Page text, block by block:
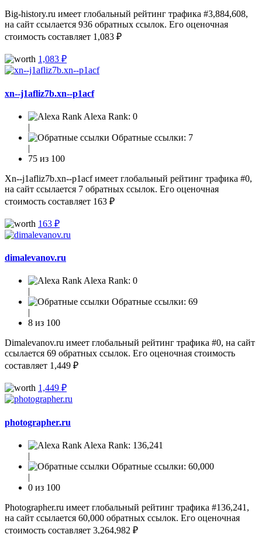
Big-history.ru имеет глобальный рейтинг трафика #3,884,608,
на сайт ссылается 936 обратных ссылок. Его оценочная
стоимость составляет 1,083 ₽
1,083 ₽
xn--j1afliz7b.xn--p1acf
Alexa Rank: 0
|
Обратные ссылки: 7
|
75 из 100
Xn--j1afliz7b.xn--p1acf имеет глобальный рейтинг трафика #0,
на сайт ссылается 7 обратных ссылок. Его оценочная
стоимость составляет 163 ₽
163 ₽
dimalevanov.ru
Alexa Rank: 0
Обратные ссылки: 69
8 из 100
Dimalevanov.ru имеет глобальный рейтинг трафика #0, на сайт
ссылается 69 обратных ссылок. Его оценочная стоимость
составляет 1,449 ₽
1,449 ₽
photographer.ru
Alexa Rank: 136,241
|
Обратные ссылки: 60,000
|
0 из 100
Photographer.ru имеет глобальный рейтинг трафика #136,241,
на сайт ссылается 60,000 обратных ссылок. Его оценочная
стоимость составляет 3,264,982 ₽